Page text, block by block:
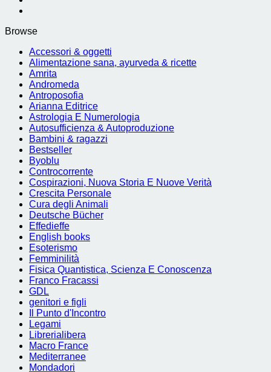
Browse
Accessori & oggetti
Alimentazione sana, ayurveda & ricette
Amrita
Andromeda
Antroposofia
Arianna Editrice
Astrologia E Numerologia
Autosufficienza & Autoproduzione
Bambini & ragazzi
Bestseller
Byoblu
Controcorrente
Cospirazioni, Nuova Storia E Nuove Verità
Crescita Personale
Cura degli Animali
Deutsche Bücher
Effedieffe
English books
Esoterismo
Femminilità
Fisica Quantistica, Scienza E Conoscenza
Franco Fracassi
GDL
genitori e figli
Il Punto d'Incontro
Legami
Librerialibera
Macro France
Mediterranee
Mondadori